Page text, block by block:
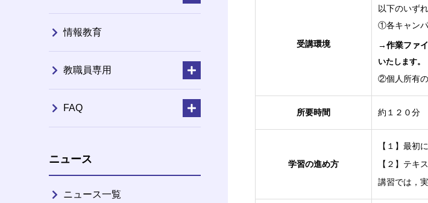
受講環境
以下のいず
①各キャン
→作業ファ
いたします。
②個人所有
所要時間 約１２０分
学習の進め方
【１】最初
【２】テキ
講習では，
情報教育
教職員専用
FAQ
ニュース
ニュース一覧